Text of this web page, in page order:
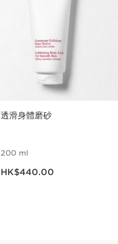
透滑身體磨砂
200 ml
HK$440.00